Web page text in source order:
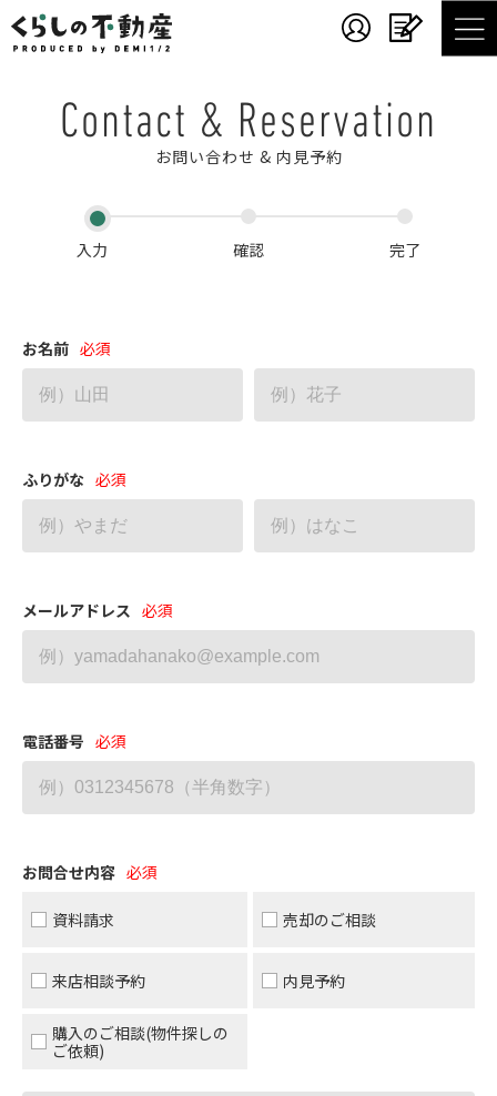
Contact & Reservation
お問い合わせ & 内見予約
入力 確認 完了
お名前
ふりがな
メールアドレス
電話番号
お問合せ内容
資料請求 売却のご相談
来店相談予約 内見予約
購入のご相談(物件探しの
ご依頼)